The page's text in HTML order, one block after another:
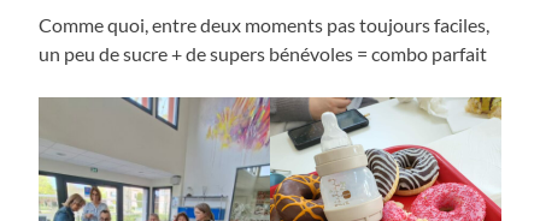
Comme quoi, entre deux moments pas toujours faciles,
un peu de sucre + de supers bénévoles = combo parfait